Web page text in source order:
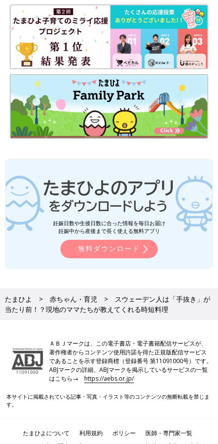
「待機児童がいない北欧に学ぶ ママの自尊心を削らない子育
て、どうする？」詳細はこちらから！
Profile●久山葉子（クヤマヨウコ）
1975年兵庫県生まれ、2010年よりスウェーデン在住。翻訳・現
地の高校教師を務める。訳書にネッセル『悪意』、ペーション
『許されざる者』、カッレントフト『冬の生贄』他。主にミステ
リの翻訳を行う。今年6月に育児目線でスウェーデンを綴ったエ
ッセイ『スウェーデンの保育園に待機児童はいない』を上梓。福
祉国家が実際にどのように機能しているのか、デメリットも含め
て余すことなく描いた。著書では上記以外のスウェーデンの時短
料理や、娘のお友達のパパが作ったお子様プレートのエピソード
なども公開されている。
妊娠日数や生後日数に合った情報を毎日お届け
妊娠中から産後まで長く使える無料アプリ
無料ダウンロード
たまひよ 赤ちゃん・育児
スウェーデン人は「手抜き」が
当たり前！？現地のママたちが教えてくれる時短料理
ＡＢＪマークは、この電子書店・電子書籍配信サービスが、
著作権者からコンテンツ使用許諾を得た正規版配信サービス
であることを示す登録商標（登録番号 第11091000号）です。
ABJマークの詳細、ABJマークを掲示しているサービスの一覧
はこちら→https://aebs.or.jp/
本サイトに掲載されている記事・写真・イラスト等のコンテンツの無断転載を禁じま
す。
たまひよについて 利用規約 ポリシー
医師・専門家一覧